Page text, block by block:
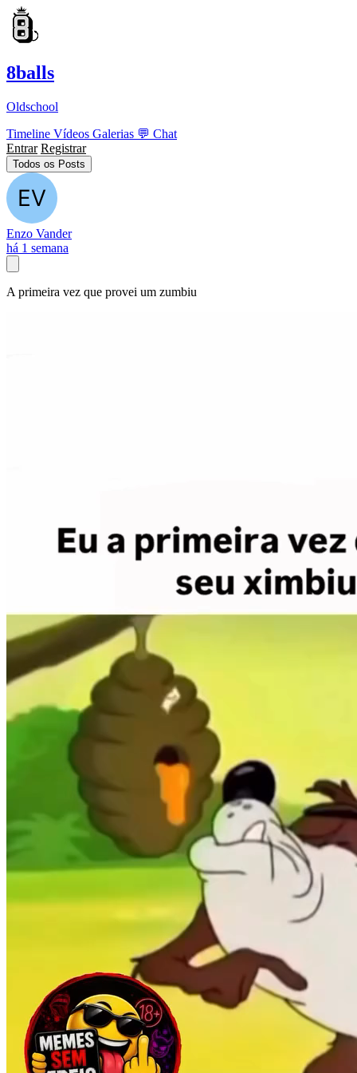
8balls
Oldschool
Timeline Vídeos Galerias 💬 Chat
Entrar Registrar
Todos os Posts
Enzo Vander
há 1 semana
A primeira vez que provei um zumbiu